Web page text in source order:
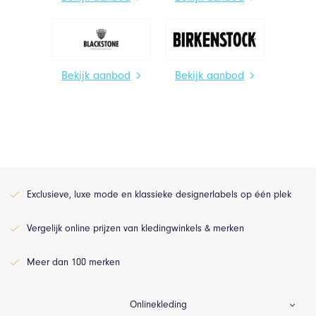
Bekijk aanbod Bekijk aanbod
Exclusieve, luxe mode en klassieke designerlabels op één plek
Vergelijk online prijzen van kledingwinkels & merken
Meer dan 100 merken
Onlinekleding